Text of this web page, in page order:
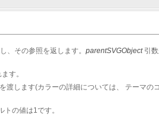
、その参照を返します。 parentSVGObject引
す。
します(カラーの詳細については、
テーマの
の値は1です。